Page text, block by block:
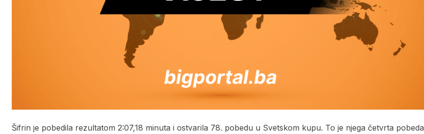
Šifrin je pobedila rezultatom 2:07,18 minuta i ostvarila 78. pobedu u Svetskom kupu. To je njega četvrta pobeda